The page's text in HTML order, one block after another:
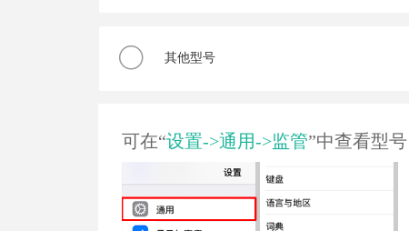
其他型号
可在“设置->通用->监管”中查看型号